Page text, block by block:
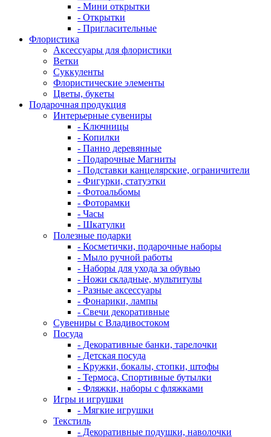
- Мини открытки
- Открытки
- Пригласительные
Флористика
Аксессуары для флористики
Ветки
Суккуленты
Флористические элементы
Цветы, букеты
Подарочная продукция
Интерьерные сувениры
- Ключницы
- Копилки
- Панно деревянные
- Подарочные Магниты
- Подставки канцелярские, ограничители
- Фигурки, статуэтки
- Фотоальбомы
- Фоторамки
- Часы
- Шкатулки
Полезные подарки
- Косметички, подарочные наборы
- Мыло ручной работы
- Наборы для ухода за обувью
- Ножи складные, мультитулы
- Разные аксессуары
- Фонарики, лампы
- Свечи декоративные
Сувениры с Владивостоком
Посуда
- Декоративные банки, тарелочки
- Детская посуда
- Кружки, бокалы, стопки, штофы
- Термоса, Спортивные бутылки
- Фляжки, наборы с фляжками
Игры и игрушки
- Мягкие игрушки
Текстиль
- Декоративные подушки, наволочки